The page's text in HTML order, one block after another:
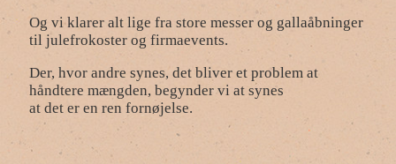
Og vi klarer alt lige fra store messer og gallaåbninger
til julefrokoster og firmaevents.
Der, hvor andre synes, det bliver et problem at
håndtere mængden, begynder vi at synes
at det er en ren fornøjelse.